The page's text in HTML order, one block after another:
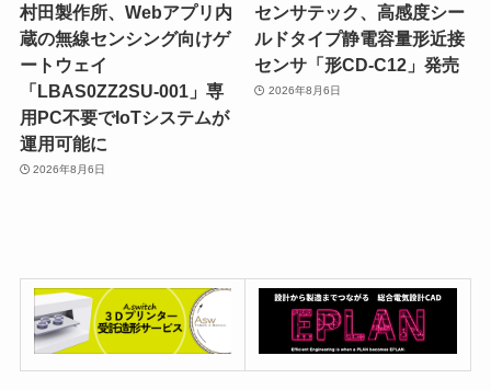
村田製作所、Webアプリ内
蔵の無線センシング向けゲ
ートウェイ
「LBAS0ZZ2SU-001」専
用PC不要でIoTシステムが
運用可能に
2026年8月6日
センサテック、高感度シー
ルドタイプ静電容量形近接
センサ「形CD-C12」発売
2026年8月6日